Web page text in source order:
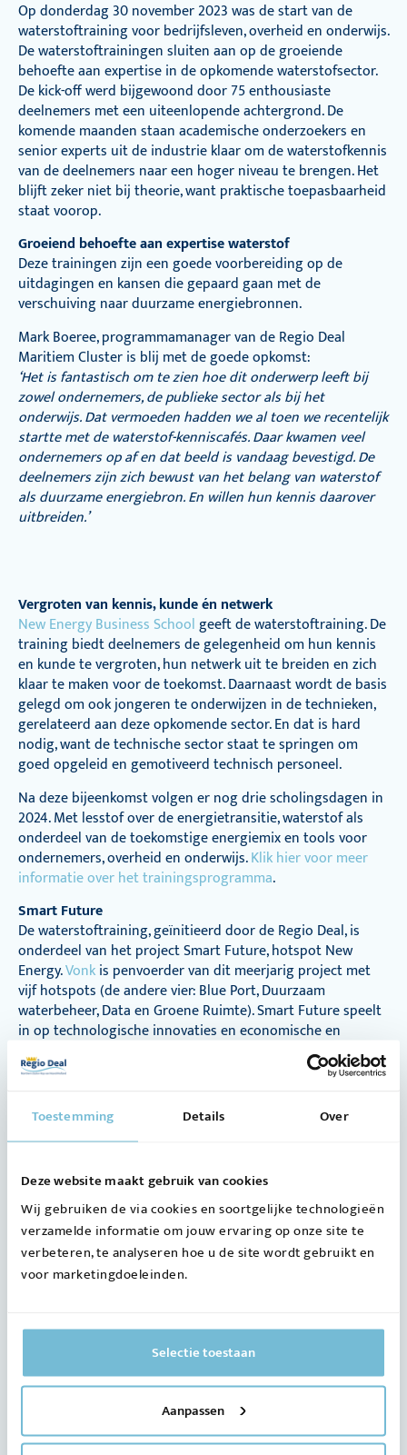
Toestemming Details Over
Deze website maakt gebruik van cookies
Wij gebruiken de via cookies en soortgelijke technologieën
verzamelde informatie om jouw ervaring op onze site te
verbeteren, te analyseren hoe u de site wordt gebruikt en
voor marketingdoeleinden.
Selectie toestaan
Aanpassen
Op donderdag 30 november 2023 was de start van de
waterstoftraining voor bedrijfsleven, overheid en onderwijs.
De waterstoftrainingen sluiten aan op de groeiende
behoefte aan expertise in de opkomende waterstofsector.
De kick-off werd bijgewoond door 75 enthousiaste
deelnemers met een uiteenlopende achtergrond. De
komende maanden staan academische onderzoekers en
senior experts uit de industrie klaar om de waterstofkennis
van de deelnemers naar een hoger niveau te brengen. Het
blijft zeker niet bij theorie, want praktische toepasbaarheid
staat voorop.
Groeiend behoefte aan expertise waterstof
Deze trainingen zijn een goede voorbereiding op de
uitdagingen en kansen die gepaard gaan met de
verschuiving naar duurzame energiebronnen.
Mark Boeree, programmamanager van de Regio Deal
Maritiem Cluster is blij met de goede opkomst:
‘Het is fantastisch om te zien hoe dit onderwerp leeft bij
zowel ondernemers, de publieke sector als bij het
onderwijs. Dat vermoeden hadden we al toen we recentelijk
startte met de waterstof-kenniscafés. Daar kwamen veel
ondernemers op af en dat beeld is vandaag bevestigd. De
deelnemers zijn zich bewust van het belang van waterstof
als duurzame energiebron. En willen hun kennis daarover
uitbreiden.’
Vergroten van kennis, kunde én netwerk
New Energy Business Schoolgeeft de waterstoftraining. De
training biedt deelnemers de gelegenheid om hun kennis
en kunde te vergroten, hun netwerk uit te breiden en zich
klaar te maken voor de toekomst. Daarnaast wordt de basis
gelegd om ook jongeren te onderwijzen in de technieken,
gerelateerd aan deze opkomende sector. En dat is hard
nodig, want de technische sector staat te springen om
goed opgeleid en gemotiveerd technisch personeel.
Na deze bijeenkomst volgen er nog drie scholingsdagen in
2024. Met lesstof over de energietransitie, waterstof als
onderdeel van de toekomstige energiemix en tools voor
ondernemers, overheid en onderwijs.Klik hier voor meer
informatie over het trainingsprogramma.
Smart Future
De waterstoftraining, geïnitieerd door de Regio Deal, is
onderdeel van het project Smart Future, hotspot New
Energy.Vonkis penvoerder van dit meerjarig project met
vijf hotspots (de andere vier: Blue Port, Duurzaam
waterbeheer, Data en Groene Ruimte). Smart Future speelt
in op technologische innovaties en economische en
maatschappelijke uitdagingen die leiden tot veranderingen
op de arbeidsmarkt en de eisen die worden gesteld aan
van die uitdagingen waar deze regio voor staat. In Smart
Future werken diversie consortia van ondernemers,
voldoende kennis aanwezig is om, om te kunnen gaan met
deze uitdagingen.